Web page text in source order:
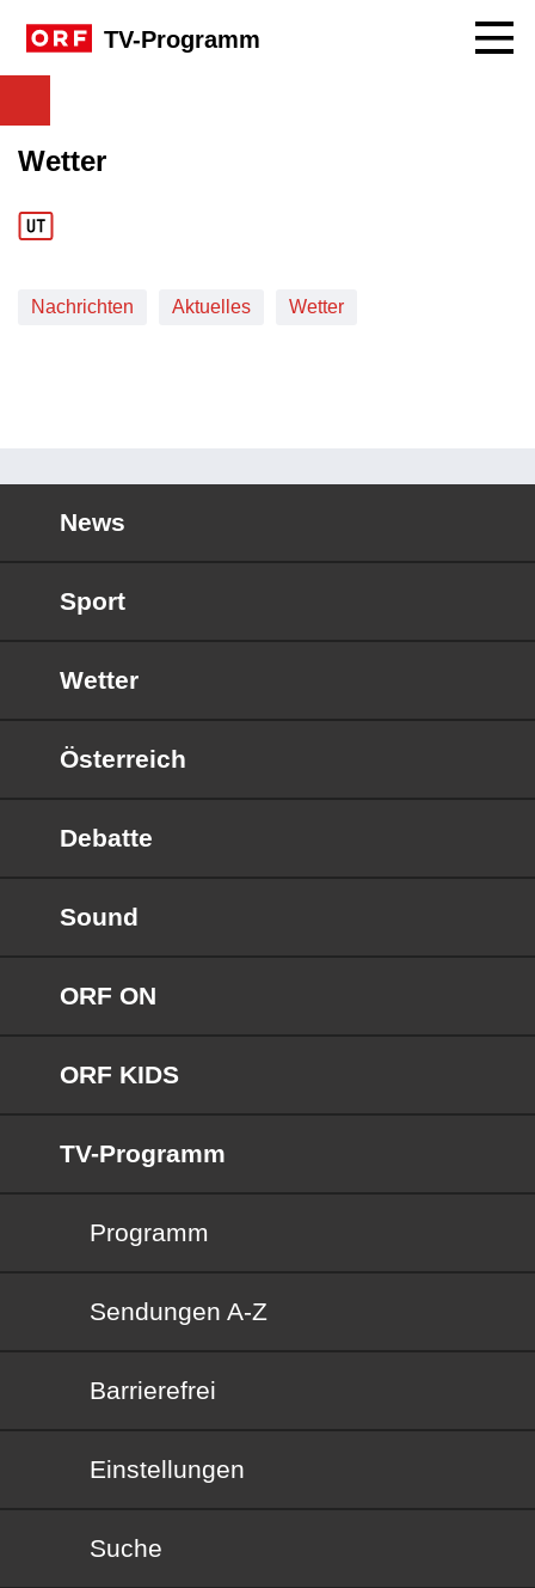
TV-Programm
Wetter
Nachrichten Aktuelles Wetter
News
Sport
Wetter
Österreich
Debatte
Sound
ORF ON
ORF KIDS
TV-Programm
Programm
Sendungen von A bis Z
Sendungen A-Z
Barrierefrei
Barrierefrei
Einstellungen
Suche